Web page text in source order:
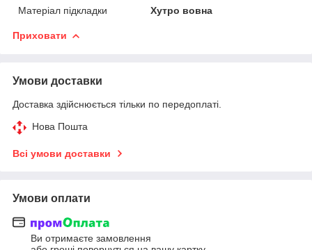
Матеріал підкладки
Хутро вовна
Приховати
Умови доставки
Доставка здійснюється тільки по передоплаті.
Нова Пошта
Всі умови доставки
Умови оплати
Ви отримаєте замовлення